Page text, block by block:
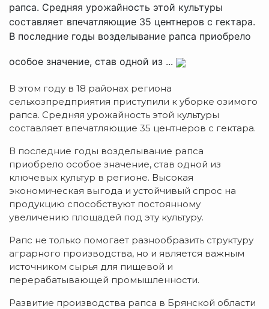
рапса. Средняя урожайность этой культуры
составляет впечатляющие 35 центнеров с гектара.
В последние годы возделывание рапса приобрело
особое значение, став одной из ...
В этом году в 18 районах региона
сельхозпредприятия приступили к уборке озимого
рапса. Средняя урожайность этой культуры
составляет впечатляющие 35 центнеров с гектара.
В последние годы возделывание рапса
приобрело особое значение, став одной из
ключевых культур в регионе. Высокая
экономическая выгода и устойчивый спрос на
продукцию способствуют постоянному
увеличению площадей под эту культуру.
Рапс не только помогает разнообразить структуру
аграрного производства, но и является важным
источником сырья для пищевой и
перерабатывающей промышленности.
Развитие производства рапса в Брянской области